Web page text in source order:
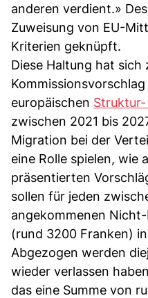
anderen verdient.»
Zuweisung von EU-
Kriterien geknüpft.
Diese Haltung hat sich
europäischen
zwischen 2021 bis
Migration bei der
eine Rolle spielen, wie
präsentierten
sollen für jeden
angekommenen
(rund 3200 Franken)
Abgezogen werden
wieder verlassen
das eine Summe von